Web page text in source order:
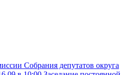
Собрания депутатов округа